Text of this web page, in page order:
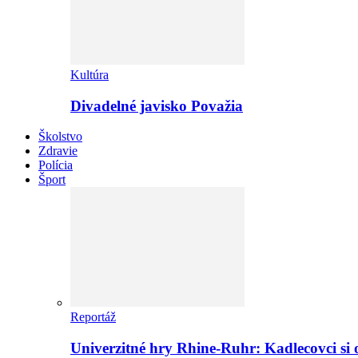
Kultúra
Divadelné javisko Považia
Školstvo
Zdravie
Polícia
Šport
Reportáž
Univerzitné hry Rhine-Ruhr: Kadlecovci si